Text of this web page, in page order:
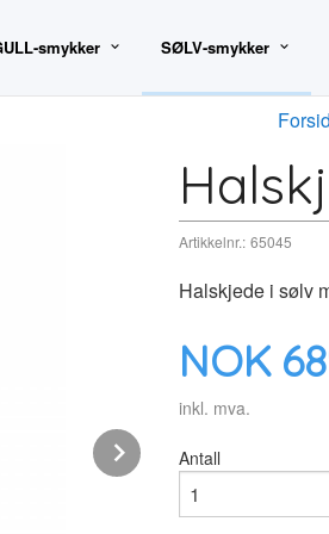
smykker SØLV-smykker
Next
Artikkelnr.: 65045
Halskjede i sølv
Pris
NOK
inkl. mva.
Antall